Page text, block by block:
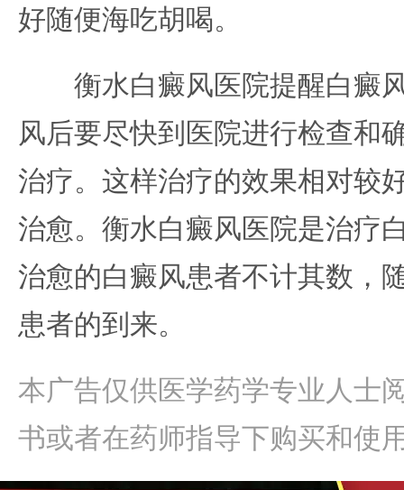
好随便海吃胡喝。
衡水白癜风医院提醒白癜
风后要尽快到医院进行检查和
治疗。这样治疗的效果相对较
治愈。衡水白癜风医院是治疗
治愈的白癜风患者不计其数，
患者的到来。
本广告仅供医学药学专业人士
书或者在药师指导下购买和使